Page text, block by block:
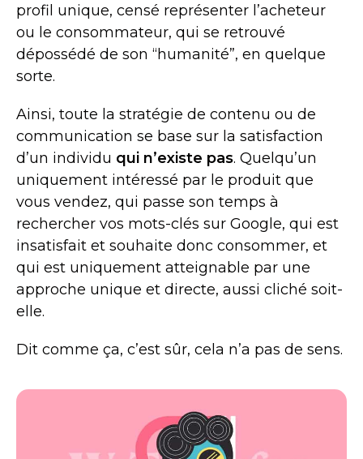
profil unique, censé représenter l’acheteur
ou le consommateur, qui se retrouvé
dépossédé de son “humanité”, en quelque
sorte.
Ainsi, toute la stratégie de contenu ou de
communication se base sur la satisfaction
d’un individu qui n’existe pas. Quelqu’un
uniquement intéressé par le produit que
vous vendez, qui passe son temps à
rechercher vos mots-clés sur Google, qui est
insatisfait et souhaite donc consommer, et
qui est uniquement atteignable par une
approche unique et directe, aussi cliché soit-
elle.
Dit comme ça, c’est sûr, cela n’a pas de sens.